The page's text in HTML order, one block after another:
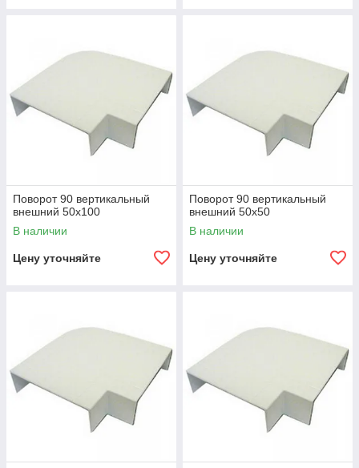
Поворот 90 вертикальный
внешний 50х100
В наличии
Цену уточняйте
Поворот 90 вертикальный
внешний 50х50
В наличии
Цену уточняйте